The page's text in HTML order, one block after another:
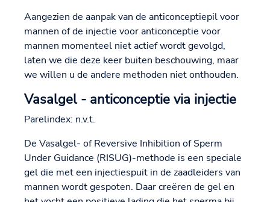
Aangezien de aanpak van de anticonceptiepil voor
mannen of de injectie voor anticonceptie voor
mannen momenteel niet actief wordt gevolgd,
laten we die deze keer buiten beschouwing, maar
we willen u de andere methoden niet onthouden.
Vasalgel - anticonceptie via injectie
Parelindex: n.v.t.
De Vasalgel- of Reversive Inhibition of Sperm
Under Guidance (RISUG)-methode is een speciale
gel die met een injectiespuit in de zaadleiders van
mannen wordt gespoten. Daar creëren de gel en